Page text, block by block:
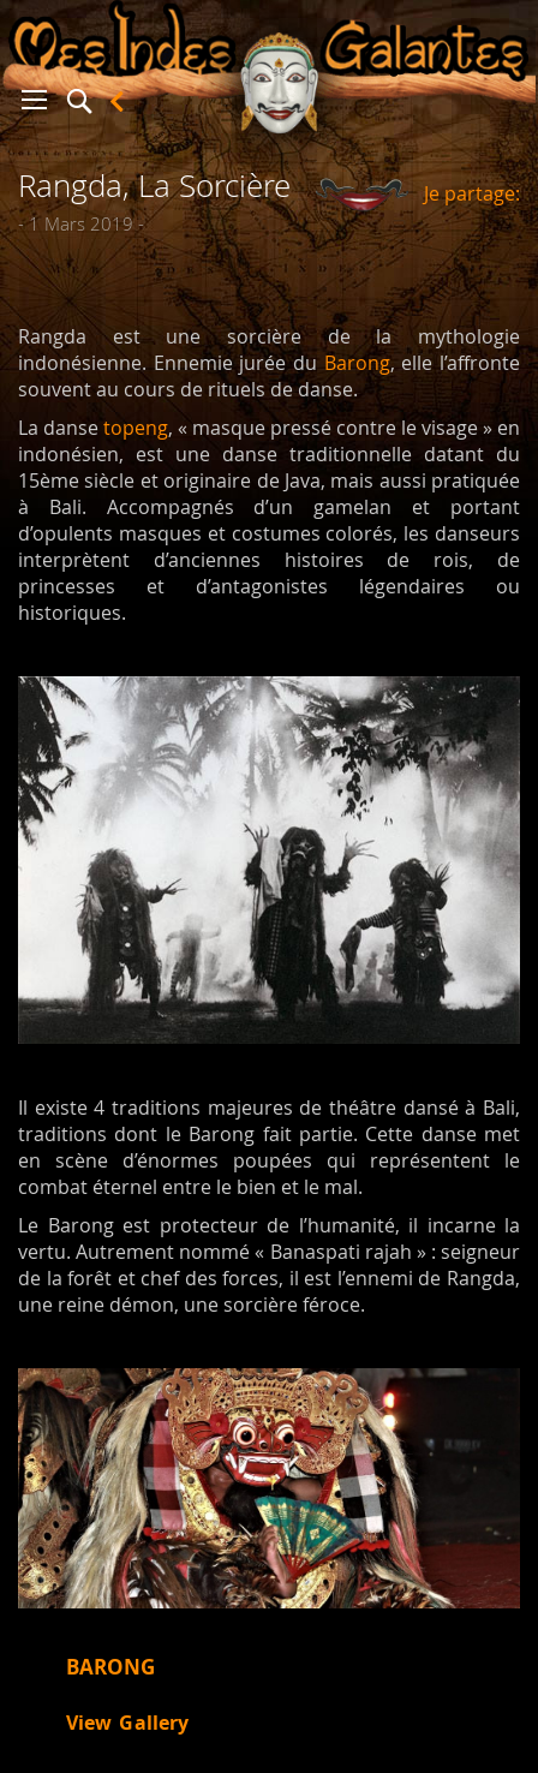
Rangda, La Sorcière
- 1 Mars 2019 -
Je partage:
Rangda est une sorcière de la mythologie
indonésienne. Ennemie jurée duBarong, elle l’affronte
souvent au cours de rituels de danse.
La dansetopeng, « masque pressé contre le visage » en
indonésien, est une danse traditionnelle datant du
15ème siècle et originaire de Java, mais aussi pratiquée
à Bali. Accompagnés d’un gamelan et portant
d’opulents masques et costumes colorés, les danseurs
interprètent d’anciennes histoires de rois, de
princesses et d’antagonistes légendaires ou
historiques.
Il existe 4 traditions majeures de théâtre dansé à Bali,
traditions dont le Barong fait partie. Cette danse met
en scène d’énormes poupées qui représentent le
combat éternel entre le bien et le mal.
Le Barong est protecteur de l’humanité, il incarne la
vertu. Autrement nommé « Banaspati rajah » : seigneur
de la forêt et chef des forces, il est l’ennemi de Rangda,
une reine démon, une sorcière féroce.
BARONG
View Gallery